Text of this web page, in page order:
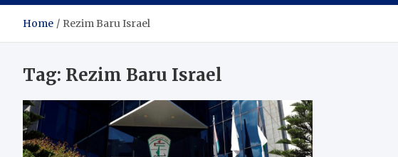
Home Rezim Baru Israel
Tag: Rezim Baru Israel